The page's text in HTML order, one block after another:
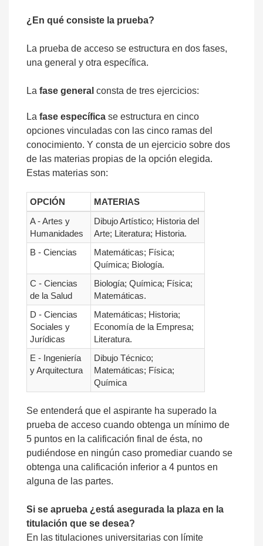
¿En qué consiste la prueba?
La prueba de acceso se estructura en dos fases,
una general y otra específica.
La fase general consta de tres ejercicios:
La fase específica se estructura en cinco
opciones vinculadas con las cinco ramas del
conocimiento. Y consta de un ejercicio sobre dos
de las materias propias de la opción elegida.
Estas materias son:
OPCIÓN
MATERIAS
A - Artes y
Humanidades
Dibujo Artístico; Historia del
Arte; Literatura; Historia.
B - Ciencias
Matemáticas; Física;
Química; Biología.
C - Ciencias
de la Salud
Biología; Química; Física;
Matemáticas.
D - Ciencias
Sociales y
Jurídicas
Matemáticas; Historia;
Economía de la Empresa;
Literatura.
E - Ingeniería
y Arquitectura
Dibujo Técnico;
Matemáticas; Física;
Química
Se entenderá que el aspirante ha superado la
prueba de acceso cuando obtenga un mínimo de
5 puntos en la calificación final de ésta, no
pudiéndose en ningún caso promediar cuando se
obtenga una calificación inferior a 4 puntos en
alguna de las partes.
Si se aprueba ¿está asegurada la plaza en la
titulación que se desea?
En las titulaciones universitarias con límite